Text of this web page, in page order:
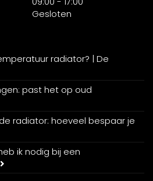
Gesloten
radiator? | De
past het op oud
radiator: hoeveel bespaar je
ik nodig bij een